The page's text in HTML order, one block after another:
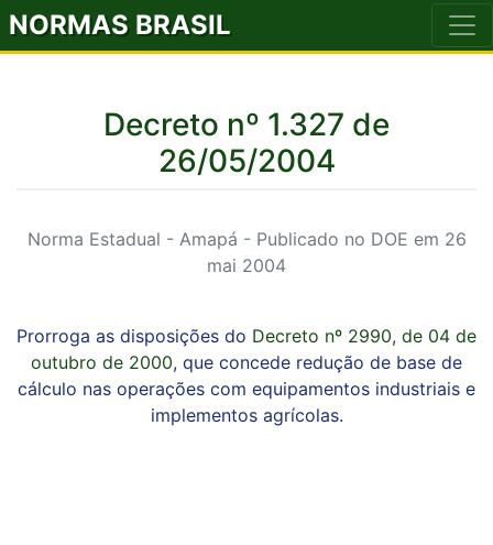
NORMAS BRASIL
Decreto nº 1.327 de
26/05/2004
Norma Estadual - Amapá - Publicado no DOE em 26
mai 2004
Prorroga as disposições do Decreto nº 2990, de 04 de
outubro de 2000, que concede redução de base de
cálculo nas operações com equipamentos industriais e
implementos agrícolas.